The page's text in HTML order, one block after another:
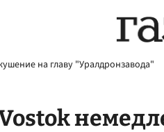
на главу "Уралдронзавода"